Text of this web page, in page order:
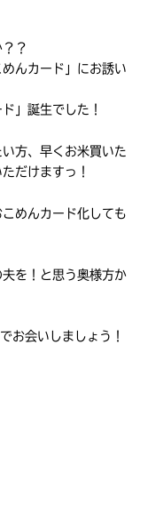
？
んカード」にお誘い
」誕生でした！
方、早くお米買いた
だけますっ！
めんカード化しても
を！と思う奥様方か
お会いしましょう！